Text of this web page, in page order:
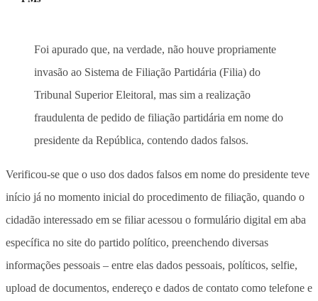
Foi apurado que, na verdade, não houve propriamente
invasão ao Sistema de Filiação Partidária (Filia) do
Tribunal Superior Eleitoral, mas sim a realização
fraudulenta de pedido de filiação partidária em nome do
presidente da República, contendo dados falsos.
Verificou-se que o uso dos dados falsos em nome do presidente teve
início já no momento inicial do procedimento de filiação, quando o
cidadão interessado em se filiar acessou o formulário digital em aba
específica no site do partido político, preenchendo diversas
informações pessoais – entre elas dados pessoais, políticos, selfie,
upload de documentos, endereço e dados de contato como telefone e